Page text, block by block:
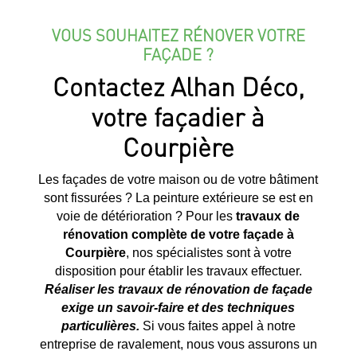
VOUS SOUHAITEZ RÉNOVER VOTRE
FAÇADE ?
Contactez Alhan Déco,
votre façadier à
Courpière
Les façades de votre maison ou de votre bâtiment
sont fissurées ? La peinture extérieure se est en
voie de détérioration ? Pour lestravaux de
rénovation complète de votre façade à
Courpière, nos spécialistes sont à votre
disposition pour établir les travaux effectuer.
Réaliser les travaux de rénovation de façade
exige un savoir-faire et des techniques
particulières. Si vous faites appel à notre
entreprise de ravalement, nous vous assurons un